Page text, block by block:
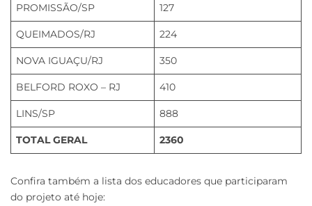
PROMISSÃO/SP 127
QUEIMADOS/RJ 224
NOVA IGUAÇU/RJ 350
BELFORD ROXO – RJ 410
LINS/SP 888
TOTAL GERAL 2360
Confira também a lista dos educadores que participaram
do projeto até hoje: